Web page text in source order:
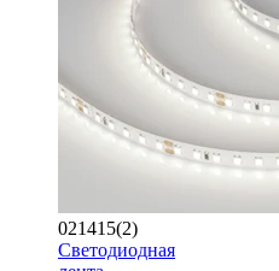
021415(2)
Светодиодная